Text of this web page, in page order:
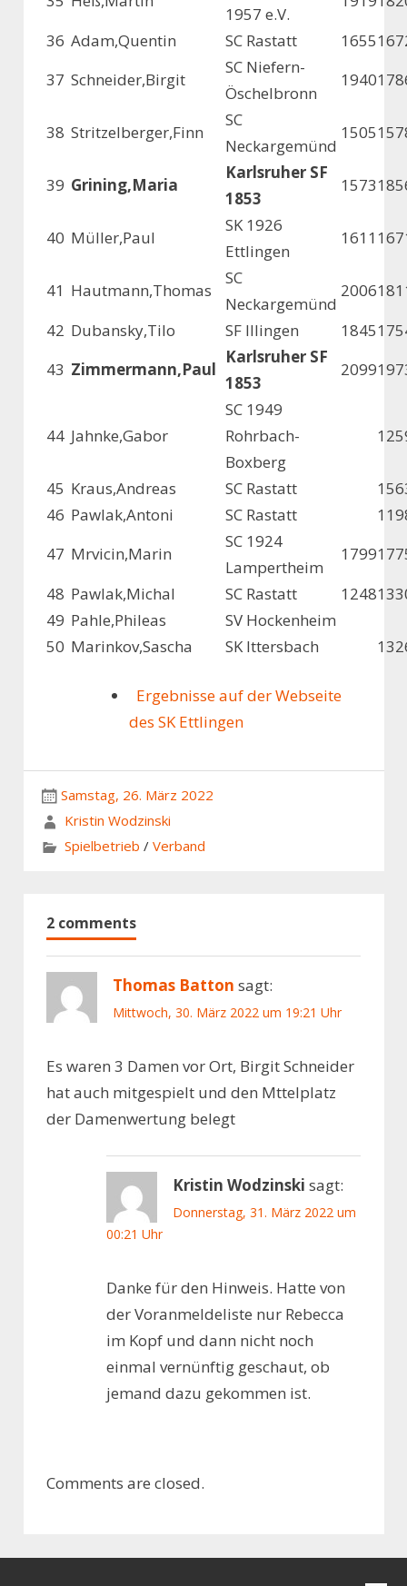
1957 e.V.
36 Adam,Quentin SC Rastatt 1655
37 Schneider,Birgit
SC Niefern-
Öschelbronn
1940
38 Stritzelberger,Finn
SC
Neckargemünd
1505
39 Grining,Maria
Karlsruher SF
1853
1573
40 Müller,Paul
SK 1926
Ettlingen
1611
41 Hautmann,Thomas
SC
Neckargemünd
2006
42 Dubansky,Tilo SF Illingen 1845
43 Zimmermann,Paul
Karlsruher SF
1853
2099
44 Jahnke,Gabor
SC 1949
Rohrbach-
Boxberg
45 Kraus,Andreas SC Rastatt
46 Pawlak,Antoni SC Rastatt
47 Mrvicin,Marin
SC 1924
Lampertheim
1799
48 Pawlak,Michal SC Rastatt 1248
49 Pahle,Phileas
SV Hockenheim
50 Marinkov,Sascha SK Ittersbach
Ergebnisse auf der Webseite
des SK Ettlingen
Samstag, 26. März 2022
Kristin Wodzinski
Spielbetrieb / Verband
2 comments
Thomas Batton sagt:
Mittwoch, 30. März 2022 um 19:21 Uhr
Es waren 3 Damen vor Ort, Birgit Schneider
hat auch mitgespielt und den Mttelplatz
der Damenwertung belegt
Kristin Wodzinski sagt:
Donnerstag, 31. März 2022 um
00:21 Uhr
Danke für den Hinweis. Hatte von
der Voranmeldeliste nur Rebecca
im Kopf und dann nicht noch
einmal vernünftig geschaut, ob
jemand dazu gekommen ist.
Comments are closed.